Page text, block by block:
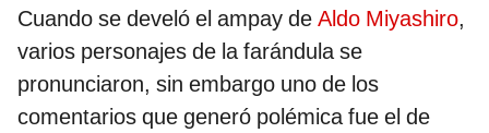
Cuando se develó el ampay de Aldo Miyashiro,
varios personajes de la farándula se
pronunciaron, sin embargo uno de los
comentarios que generó polémica fue el de